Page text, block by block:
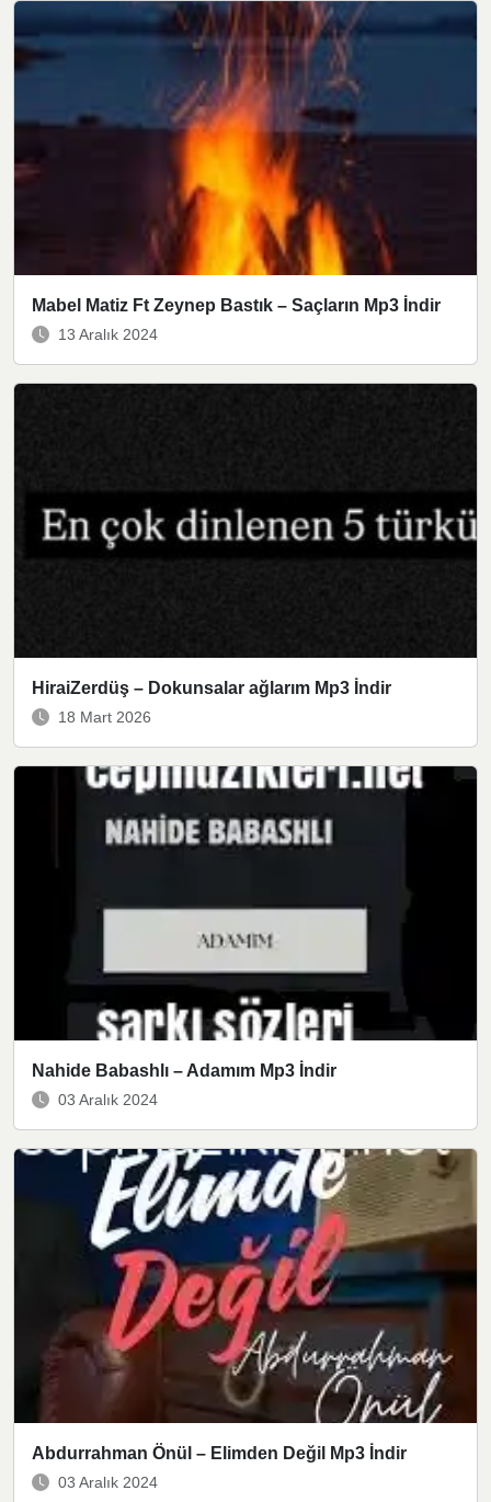
Mabel Matiz Ft Zeynep Bastık – Saçların Mp3 İndir
13 Aralık 2024
HiraiZerdüş – Dokunsalar ağlarım Mp3 İndir
18 Mart 2026
Nahide Babashlı – Adamım Mp3 İndir
03 Aralık 2024
Abdurrahman Önül – Elimden Değil Mp3 İndir
03 Aralık 2024